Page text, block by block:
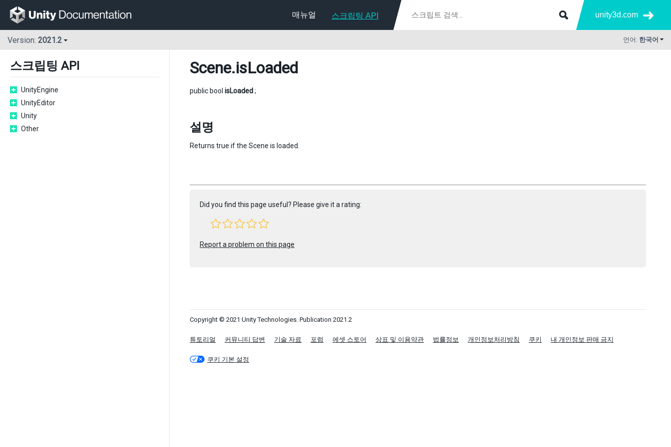
매뉴얼 스크립팅 API unity3d.com
Version: 2021.2 언어: 한국어
스크립팅 API
UnityEngine
UnityEditor
Unity
Other
Scene.isLoaded
public bool isLoaded;
설명
Returns true if the Scene is loaded.
Did you find this page useful? Please give it a rating:
Report a problem on this page
Copyright © 2021 Unity Technologies. Publication 2021.2
튜토리얼 커뮤니티 답변 기술 자료 포럼 에셋 스토어 상표 및 이용약관 법률정보 개인정보처리방침 쿠키 내 개인정보 판매 금지
쿠키 기본 설정